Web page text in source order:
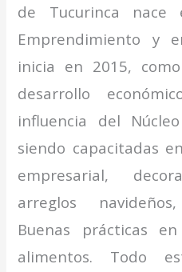
de Tucurinca
Emprendimiento y
inicia en 2015,
desarrollo
influencia del
siendo capacitadas
empresarial,
arreglos
Buenas prácticas
alimentos. Todo